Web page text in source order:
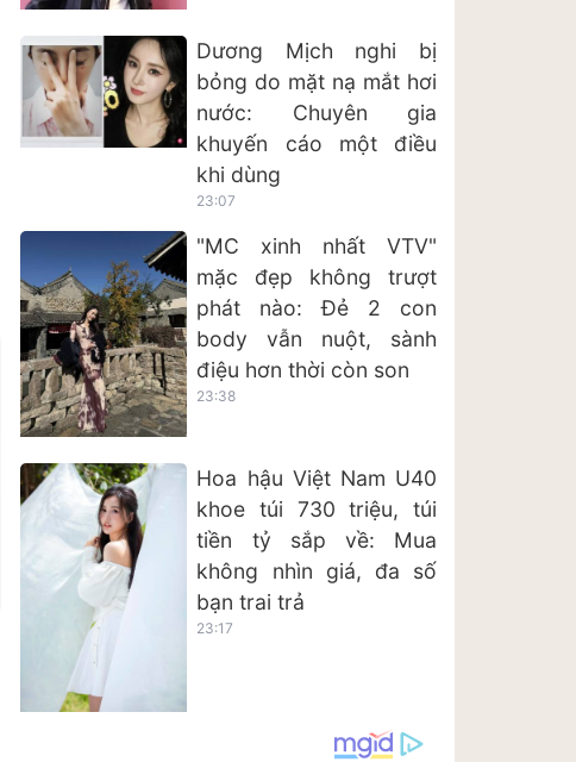
Dương Mịch nghi bị
bỏng do mặt nạ mắt hơi
nước: Chuyên gia
khuyến cáo một điều
khi dùng
23:07
"MC xinh nhất VTV"
mặc đẹp không trượt
phát nào: Đẻ 2 con
body vẫn nuột, sành
điệu hơn thời còn son
23:38
Hoa hậu Việt Nam U40
khoe túi 730 triệu, túi
tiền tỷ sắp về: Mua
không nhìn giá, đa số
bạn trai trả
23:17